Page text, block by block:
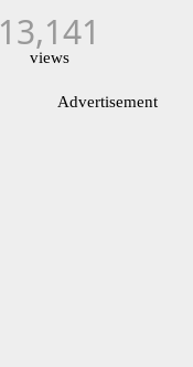
13,141
views
Advertisement